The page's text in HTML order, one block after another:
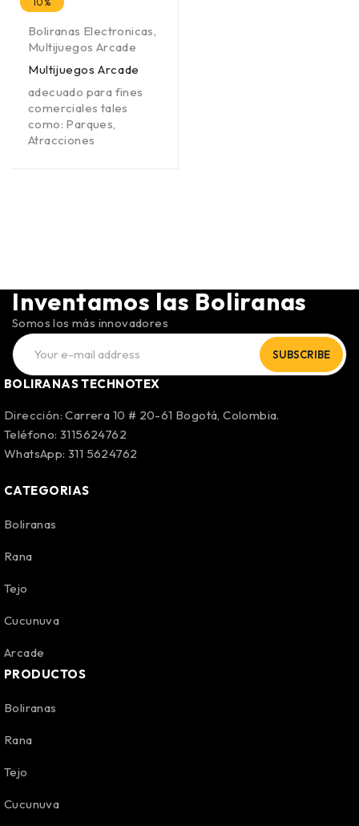
Boliranas Electronicas,
Multijuegos Arcade
Multijuegos Arcade
adecuado para fines
comerciales tales
como: Parques,
Atracciones
Inventamos las Boliranas
Somos los más innovadores
SUBSCRIBE
BOLIRANAS TECHNOTEX
Dirección: Carrera 10 # 20-61 Bogotá, Colombia.
Teléfono: 3115624762
WhatsApp: 311 5624762
CATEGORIAS
Boliranas
Rana
Tejo
Cucunuva
Arcade
PRODUCTOS
Boliranas
Rana
Tejo
Cucunuva